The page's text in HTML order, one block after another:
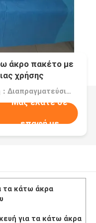
άκρο πακέτο με
χρήσης
Τιμή：Διαπραγματεύσιμα
Μας ελάτε σε
επαφή με
τα κάτω άκρα
για τα κάτω άκρα